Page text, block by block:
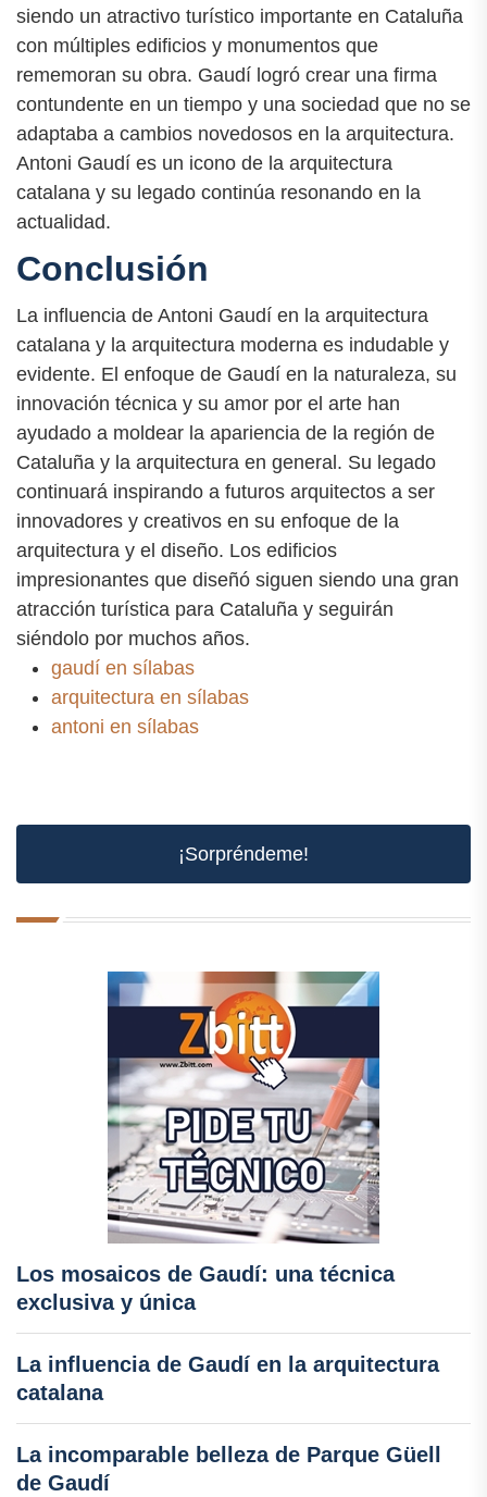
siendo un atractivo turístico importante en Cataluña
con múltiples edificios y monumentos que
rememoran su obra. Gaudí logró crear una firma
contundente en un tiempo y una sociedad que no se
adaptaba a cambios novedosos en la arquitectura.
Antoni Gaudí es un icono de la arquitectura
catalana y su legado continúa resonando en la
actualidad.
Conclusión
La influencia de Antoni Gaudí en la arquitectura
catalana y la arquitectura moderna es indudable y
evidente. El enfoque de Gaudí en la naturaleza, su
innovación técnica y su amor por el arte han
ayudado a moldear la apariencia de la región de
Cataluña y la arquitectura en general. Su legado
continuará inspirando a futuros arquitectos a ser
innovadores y creativos en su enfoque de la
arquitectura y el diseño. Los edificios
impresionantes que diseñó siguen siendo una gran
atracción turística para Cataluña y seguirán
siéndolo por muchos años.
gaudí en sílabas
arquitectura en sílabas
antoni en sílabas
¡Sorpréndeme!
Los mosaicos de Gaudí: una técnica
exclusiva y única
La influencia de Gaudí en la arquitectura
catalana
La incomparable belleza de Parque Güell
de Gaudí